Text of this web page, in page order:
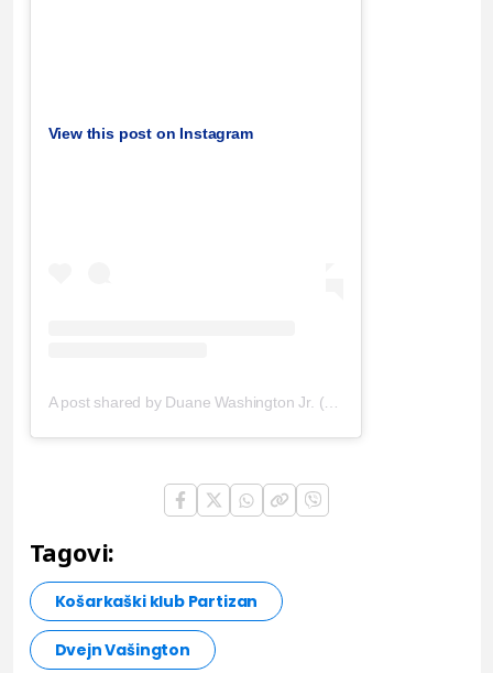
View this post on Instagram
A post shared by Duane Washington Jr. (@dwizjr)
Tagovi:
Košarkaški klub Partizan
Dvejn Vašington